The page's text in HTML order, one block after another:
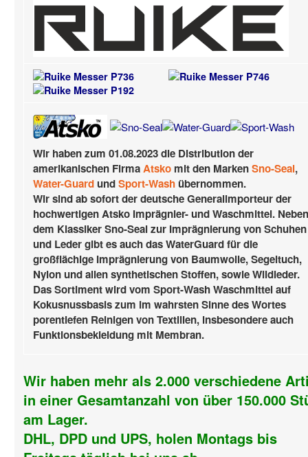
Wir haben zum 01.08.2023 die Distribution der
amerikanischen FirmaAtskomit den MarkenSno-Seal,
Water-GuardundSport-Washübernommen.
Wir sind ab sofort der deutsche Generalimporteur der
hochwertigen Atsko Imprägnier- und Waschmittel. Neben
dem Klassiker Sno-Seal zur Imprägnierung von Schuhen
und Leder gibt es auch das WaterGuard für die
großflächige Imprägnierung von Baumwolle, Segeltuch,
Nylon und allen synthetischen Stoffen, sowie Wildleder.
Das Sortiment wird vom Sport-Wash Waschmittel auf
Kokusnussbasis zum im wahrsten Sinne des Wortes
porentiefen Reinigen von Textilien, insbesondere auch
Funktionsbekleidung mit Membran.
Wir haben mehr als 2.000 verschiedene
in einer Gesamtanzahl von über 150.000
am Lager.
DHL, DPD und UPS, holen Montags bis